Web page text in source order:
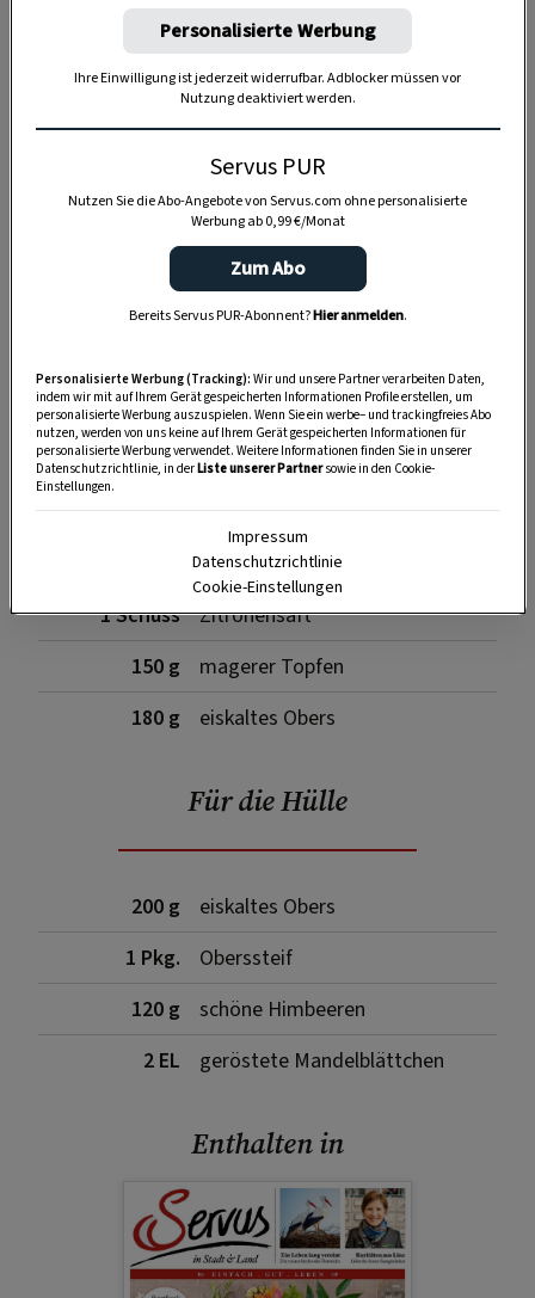
2 EL
warme Milch
70 g
Feinkristallzucker
Backpulver
glattes Mehl
zerlassene Butter
2 Blatt
Gelatine
180 g
Himbeeren
Staubzucker
1 Schuss
Zitronensaft
150 g
magerer Topfen
180 g
eiskaltes Obers
Für die Hülle
200 g
eiskaltes Obers
1 Pkg.
Oberssteif
120 g
schöne Himbeeren
2 EL
geröstete Mandelblättchen
Enthalten in
Personalisierte Werbung
Ihre Einwilligung ist jederzeit widerrufbar. Adblocker müssen vor
Nutzung deaktiviert werden.
Servus PUR
Nutzen Sie die Abo-Angebote von Servus.com ohne personalisierte
Werbung ab 0,99 €/Monat
Zum Abo
Bereits Servus PUR-Abonnent?Hier anmelden.
Personalisierte Werbung (Tracking): Wir und unsere Partner verarbeiten Daten,
indem wir mit auf Ihrem Gerät gespeicherten Informationen Profile erstellen, um
personalisierte Werbung auszuspielen. Wenn Sie ein werbe– und trackingfreies Abo
nutzen, werden von uns keine auf Ihrem Gerät gespeicherten Informationen für
personalisierte Werbung verwendet. Weitere Informationen finden Sie in unserer
Datenschutzrichtlinie, in derListe unserer Partnersowie in den Cookie-
Einstellungen.
Impressum
Datenschutzrichtlinie
Cookie-Einstellungen